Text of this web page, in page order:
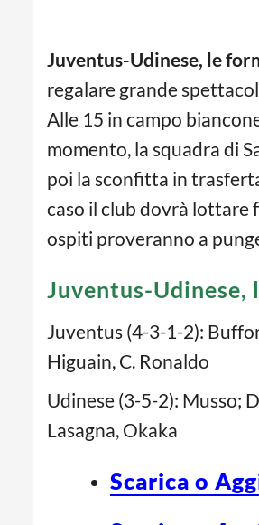
Juventus-Udinese, le
regalare grande
Alle 15 in campo
momento, la squadra di
poi la sconfitta in
caso il club dovrà lottare
ospiti proveranno a
Juventus-
Juventus (4-3-1-2):
Higuain, C. Ronaldo
Udinese (3-5-2): Musso;
Lasagna, Okaka
Scarica o